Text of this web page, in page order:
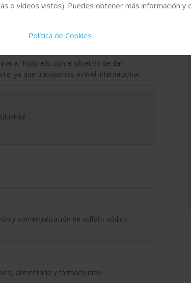
y farmacéutica.
ocasión. Además disponemos de servicio
Todo ello con el objetivo de dar
ya que trabajamos a nivel internacional.
y comercialización de sulfato sódico
alimentario y farmacéutico.
o videos vistos). Puedes obtener más información y
Política de Cookies